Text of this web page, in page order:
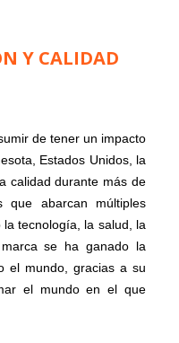
Y CALIDAD
de tener un impacto
Estados Unidos, la
calidad durante más de
abarcan múltiples
tecnología, la salud, la
se ha ganado la
el mundo, gracias a su
el mundo en el que